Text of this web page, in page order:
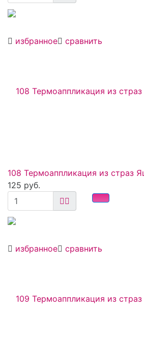
избранное сравнить
избранное сравнить
108 Термоаппликация из страз
125 руб.